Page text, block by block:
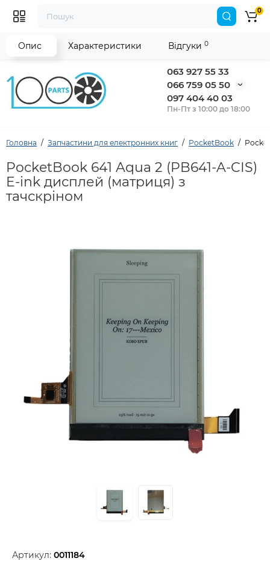
063 927 55 33
066 759 05 50
097 404 40 03
Пн-Пт з 10:00 до 18:00
0
Головна Запчастини для електронних книг PocketBook
PocketBook 641 Aqua 2 (PB641-A-CIS)
E-ink дисплей (матриця) з
тачскріном
Артикул: 0011184
Опис Характеристики Відгуки 0